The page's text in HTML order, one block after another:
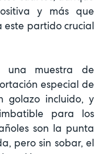
y más que
partido crucial
muestra de
especial de
golazo incluido, y
para los
son la punta
pero sin sobar, el